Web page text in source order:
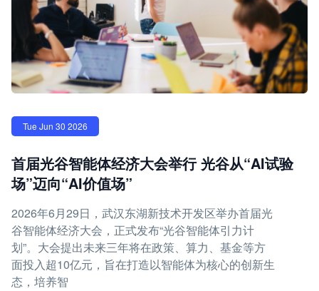
Tue Jun 30 2026
首届光谷智能体经济大会举行 光谷从“AI试验
场”迈向“AI价值场”
2026年6月29日，武汉东湖新技术开发区举办首届光
谷智能体经济大会，正式发布“光谷智能体引力计
划”。大会提出未来三年将在政策、算力、基金等方
面投入超10亿元，旨在打造以智能体为核心的创新生
态，培养智